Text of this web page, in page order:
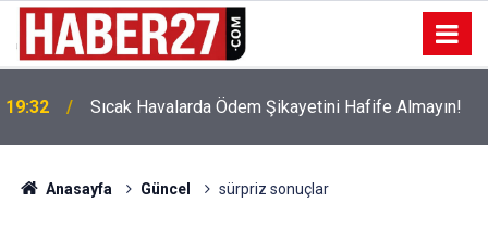
19:32 Sıcak Havalarda Ödem Şikayetini Hafife Almayın!
Anasayfa Güncel sürpriz sonuçlar